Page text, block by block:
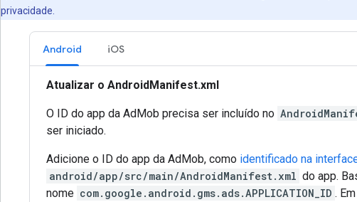
privacidade.
Android iOS
Atualizar o AndroidManifest.xml
O ID do app da AdMob precisa ser incluído no
ser iniciado.
Adicione o ID do app da AdMob, como identificado na
android/app/src/main/AndroidManifest.xml do app.
nome com.google.android.gms.ads.APPLICATION_ID . Em